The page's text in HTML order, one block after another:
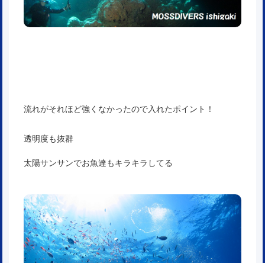
流れがそれほど強くなかったので入れたポイント！
透明度も抜群
太陽サンサンでお魚達もキラキラしてる